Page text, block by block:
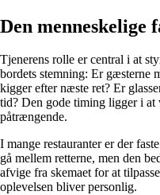
Den
Tjenerens rolle er central i at
bordets stemning: Er gæsterne
kigger efter næste ret? Er
tid? Den gode timing ligger i
påtrængende.
I mange restauranter er der
gå mellem retterne, men den
afvige fra skemaet for at
oplevelsen bliver personlig.